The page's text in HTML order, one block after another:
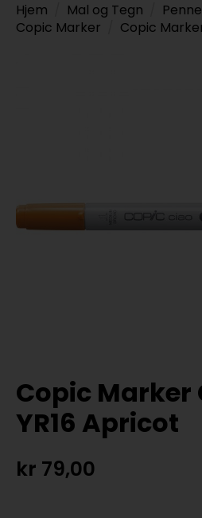
Hjem Mal og Tegn
Copic Marker
Copic
Copic Marker
YR16 Apricot
kr 79,00